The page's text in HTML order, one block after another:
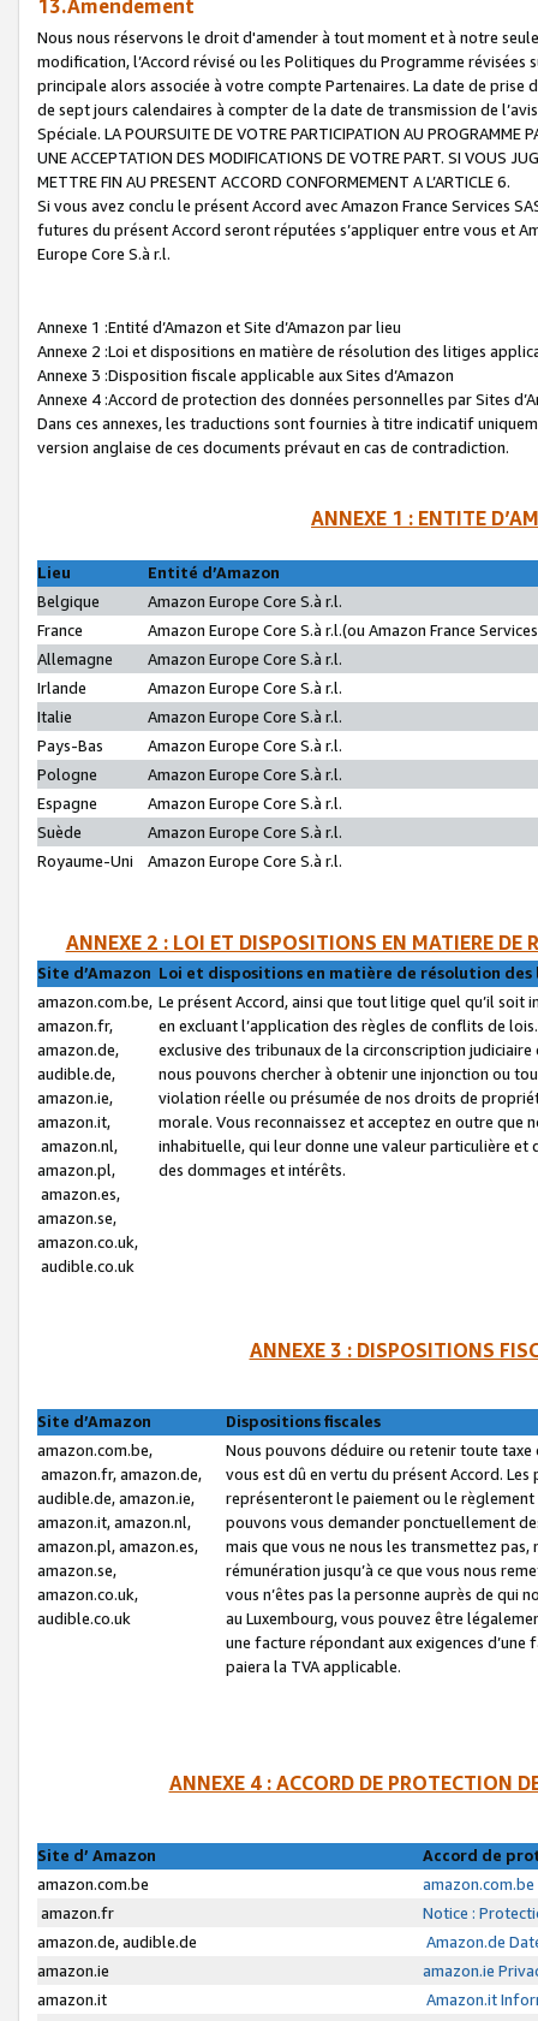
13.Amendement
Nous nous réservons le droit d'amender à tout moment et à notre
modification, l’Accord révisé ou les Politiques du Programme
principale alors associée à votre compte Partenaires. La date de
de sept jours calendaires à compter de la date de transmission de
Spéciale. LA POURSUITE DE VOTRE PARTICIPATION AU PROGRAMME
UNE ACCEPTATION DES MODIFICATIONS DE VOTRE PART. SI VOUS
METTRE FIN AU PRESENT ACCORD CONFORMEMENT A L’ARTICLE 6.
Si vous avez conclu le présent Accord avec Amazon France Services
futures du présent Accord seront réputées s’appliquer entre vous et
Europe Core S.à r.l.
Annexe 1 :Entité d’Amazon et Site d’Amazon par lieu
Annexe 2 :Loi et dispositions en matière de résolution des litiges
Annexe 3 :Disposition fiscale applicable aux Sites d’Amazon
Annexe 4 :Accord de protection des données personnelles par Sites
Dans ces annexes, les traductions sont fournies à titre indicatif
version anglaise de ces documents prévaut en cas de contradiction.
ANNEXE 1 : ENTITE
Lieu
Entité d’Amazon
Belgique
Amazon Europe Core S.à r.l.
France
Amazon Europe Core S.à r.l.(ou Amazon France
Allemagne
Amazon Europe Core S.à r.l.
Irlande
Amazon Europe Core S.à r.l.
Italie
Amazon Europe Core S.à r.l.
Pays-Bas
Amazon Europe Core S.à r.l.
Pologne
Amazon Europe Core S.à r.l.
Espagne
Amazon Europe Core S.à r.l.
Suède
Amazon Europe Core S.à r.l.
Royaume-Uni
Amazon Europe Core S.à r.l.
ANNEXE 2 : LOI ET DISPOSITIONS EN MATIERE DE
Site d’Amazon Loi et dispositions en matière de résolution
amazon.com.be,
amazon.fr,
amazon.de,
audible.de,
amazon.ie,
amazon.it,
amazon.nl,
amazon.pl,
amazon.es,
amazon.se,
amazon.co.uk,
audible.co.uk
Le présent Accord, ainsi que tout litige quel qu’il soit
en excluant l’application des règles de conflits de
exclusive des tribunaux de la circonscription
nous pouvons chercher à obtenir une injonction ou
violation réelle ou présumée de nos droits de
morale. Vous reconnaissez et acceptez en outre que
inhabituelle, qui leur donne une valeur particulière
des dommages et intérêts.
ANNEXE 3 : DISPOSITIONS
Site d’Amazon
Dispositions fiscales
amazon.com.be,
amazon.fr, amazon.de,
audible.de, amazon.ie,
amazon.it, amazon.nl,
amazon.pl, amazon.es,
amazon.se,
amazon.co.uk,
audible.co.uk
Nous pouvons déduire ou retenir toute
vous est dû en vertu du présent Accord.
représenteront le paiement ou le
pouvons vous demander ponctuellement
mais que vous ne nous les transmettez
rémunération jusqu’à ce que vous nous
vous n’êtes pas la personne auprès de qui
au Luxembourg, vous pouvez être
une facture répondant aux exigences
paiera la TVA applicable.
ANNEXE 4 : ACCORD DE PROTECTION
Site d’ Amazon
Accord de
amazon.com.be
amazon.fr
Notice :
amazon.de, audible.de
Amazon.de
amazon.ie
amazon.ie
amazon.it
Amazon.it